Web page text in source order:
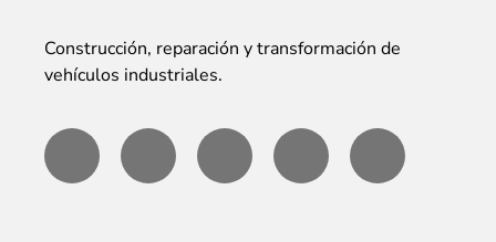
Construcción, reparación y transformación de
vehículos industriales.